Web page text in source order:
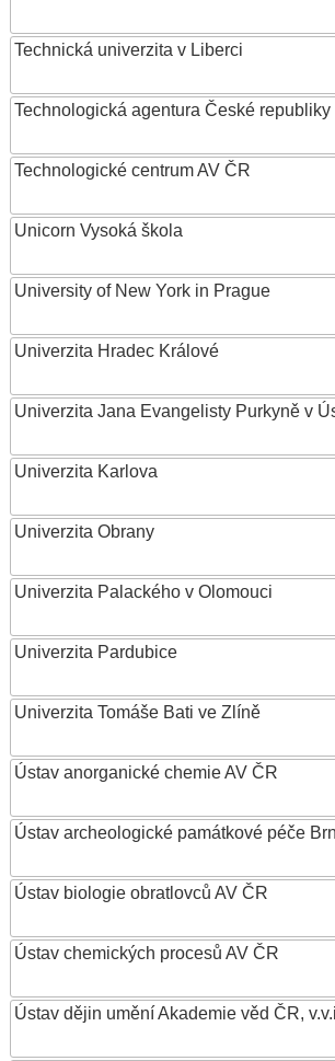
Technická univerzita v Liberci
Technologická agentura České republiky
Technologické centrum AV ČR
Unicorn Vysoká škola
University of New York in Prague
Univerzita Hradec Králové
Univerzita Jana Evangelisty Purkyně v
Univerzita Karlova
Univerzita Obrany
Univerzita Palackého v Olomouci
Univerzita Pardubice
Univerzita Tomáše Bati ve Zlíně
Ústav anorganické chemie AV ČR
Ústav archeologické památkové péče
Ústav biologie obratlovců AV ČR
Ústav chemických procesů AV ČR
Ústav dějin umění Akademie věd ČR, v.v.i